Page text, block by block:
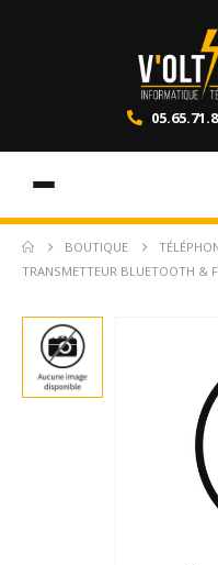
BOUTIQUE
TRANSMETTEUR BLUETOOTH &